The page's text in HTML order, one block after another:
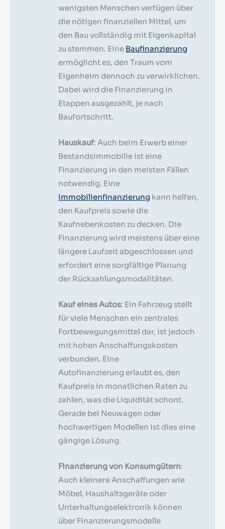
wenigsten Menschen verfügen über
die nötigen finanziellen Mittel, um
den Bau vollständig mit Eigenkapital
zu stemmen. Eine Baufinanzierung
ermöglicht es, den Traum vom
Eigenheim dennoch zu verwirklichen.
Dabei wird die Finanzierung in
Etappen ausgezahlt, je nach
Baufortschritt.
Hauskauf: Auch beim Erwerb einer
Bestandsimmobilie ist eine
Finanzierung in den meisten Fällen
notwendig. Eine
Immobilienfinanzierung kann helfen,
den Kaufpreis sowie die
Kaufnebenkosten zu decken. Die
Finanzierung wird meistens über eine
längere Laufzeit abgeschlossen und
erfordert eine sorgfältige Planung
der Rückzahlungsmodalitäten.
Kauf eines Autos: Ein Fahrzeug stellt
für viele Menschen ein zentrales
Fortbewegungsmittel dar, ist jedoch
mit hohen Anschaffungskosten
verbunden. Eine
Autofinanzierung erlaubt es, den
Kaufpreis in monatlichen Raten zu
zahlen, was die Liquidität schont.
Gerade bei Neuwagen oder
hochwertigen Modellen ist dies eine
gängige Lösung.
Finanzierung von Konsumgütern:
Auch kleinere Anschaffungen wie
Möbel, Haushaltsgeräte oder
Unterhaltungselektronik können
über Finanzierungsmodelle